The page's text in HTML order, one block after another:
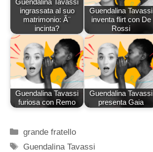
Guendalina Tavassi
ingrassata al suo
matrimonio: Ã¨
incinta?
Guendalina Tavassi
inventa flirt con De
Rossi
Guendalina Tavassi
furiosa con Remo
Guendalina Tavassi
presenta Gaia
Categorie
grande fratello
Tag
Guendalina Tavassi